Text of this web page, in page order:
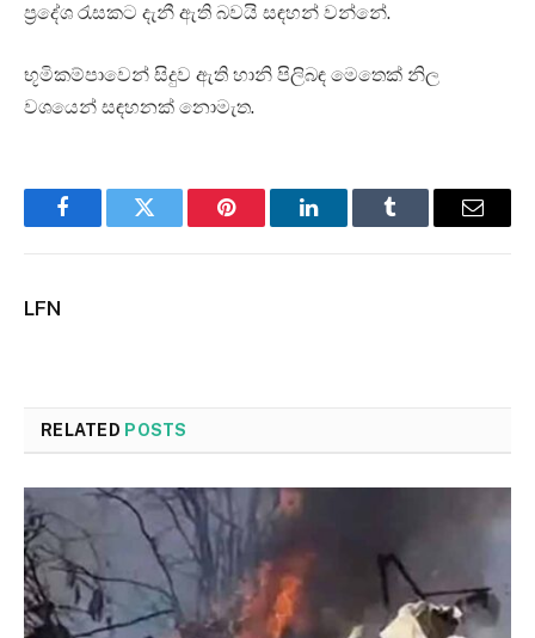
ප්‍රදේශ රැසකට දැනී ඇති බවයි සඳහන් වන්නේ.
භූමිකම්පාවෙන් සිදුව ඇති හානි පිලිබඳ මෙතෙක් නිල
වශයෙන් සඳහනක් නොමැත.
FacebookTwitter Pinterest LinkedInTumblr Email
LFN
RELATED POSTS